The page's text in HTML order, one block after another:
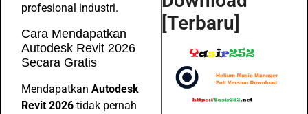
profesional industri.
Cara Mendapatkan
Autodesk Revit 2026
Secara Gratis
Mendapatkan Autodesk
Revit 2026 tidak pernah
[Terbaru]